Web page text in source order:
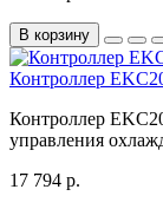
В корзину
Контроллер
Контроллер
управления
17 794 р.